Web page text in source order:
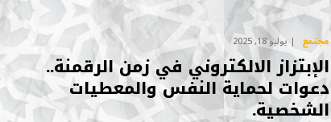
مجتمع يوليو 18, 2025
الإبتزاز الالكتروني في زمن الرقمنة..
دعوات لحماية النفس والمعطيات
الشخصية.